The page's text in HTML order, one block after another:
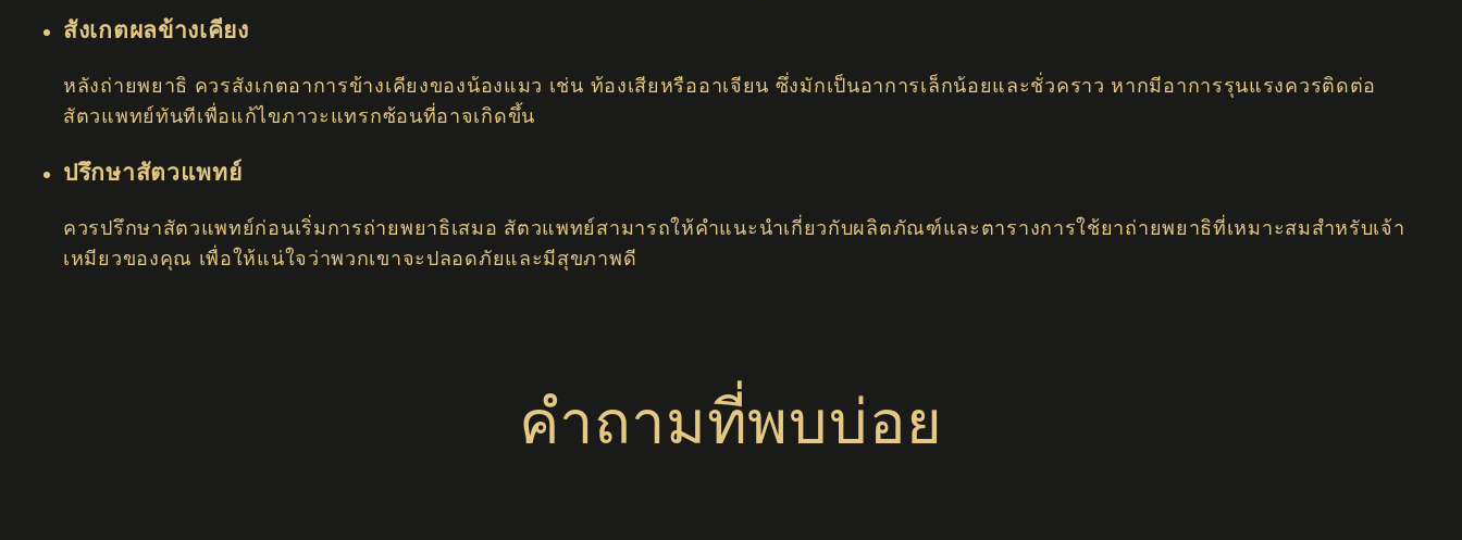
สังเกตผลข้างเคียง
หลังถ่ายพยาธิ ควรสังเกตอาการข้างเคียงของน้องแมว เช่น ท้องเสียหรืออาเจียน ซึ่งมักเป็นอาการเล็กน้อยและชั่วคราว หากมีอาการรุนแรงควรติดต่อ
สัตวแพทย์ทันทีเพื่อแก้ไขภาวะแทรกซ้อนที่อาจเกิดขึ้น
ปรึกษาสัตวแพทย์
ควรปรึกษาสัตวแพทย์ก่อนเริ่มการถ่ายพยาธิเสมอ สัตวแพทย์สามารถให้คำแนะนำเกี่ยวกับผลิตภัณฑ์และตารางการใช้ยาถ่ายพยาธิที่เหมาะสมสำหรับเจ้า
เหมียวของคุณ เพื่อให้แน่ใจว่าพวกเขาจะปลอดภัยและมีสุขภาพดี
คำถามที่พบบ่อย